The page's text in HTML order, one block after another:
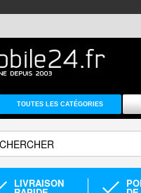
TOUTES LES CATÉGORIES
LIVRAISON